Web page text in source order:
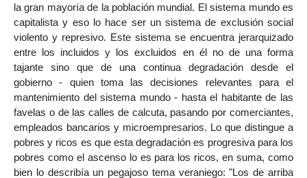
la gran mayoría de la población mundial. El sistema mundo es
capitalista y eso lo hace ser un sistema de exclusión social
violento y represivo. Este sistema se encuentra jerarquizado
entre los incluidos y los excluidos en él no de una forma
tajante sino que de una continua degradación desde el
gobierno - quien toma las decisiones relevantes para el
mantenimiento del sistema mundo - hasta el habitante de las
favelas o de las calles de calcuta, pasando por comerciantes,
empleados bancarios y microempresarios. Lo que distingue a
pobres y ricos es que esta degradación es progresiva para los
pobres como el ascenso lo es para los ricos, en suma, como
bien lo describía un pegajoso tema veraniego: "Los de arriba